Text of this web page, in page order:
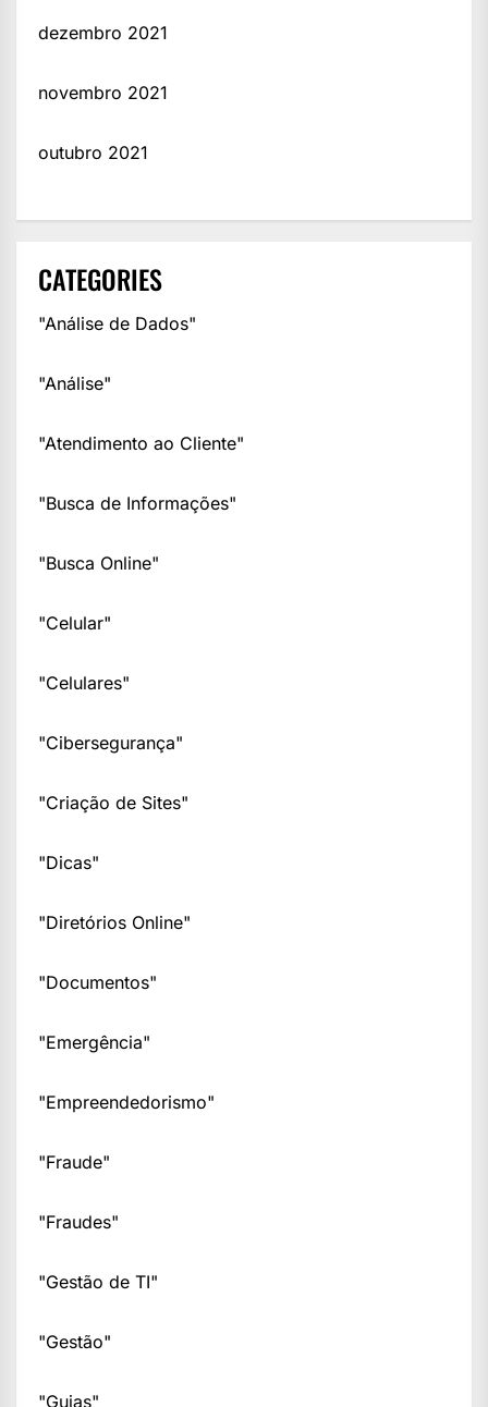
dezembro 2021
novembro 2021
outubro 2021
CATEGORIES
"Análise de Dados"
"Análise"
"Atendimento ao Cliente"
"Busca de Informações"
"Busca Online"
"Celular"
"Celulares"
"Cibersegurança"
"Criação de Sites"
"Dicas"
"Diretórios Online"
"Documentos"
"Emergência"
"Empreendedorismo"
"Fraude"
"Fraudes"
"Gestão de TI"
"Gestão"
"Guias"